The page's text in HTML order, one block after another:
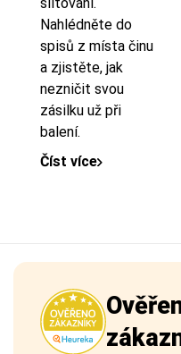
slitování.
Nahlédněte do
spisů z místa činu
a zjistěte, jak
nezničit svou
zásilku už při
balení.
Číst více